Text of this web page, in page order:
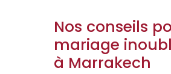
Nos conseils
mariage
à Marrakech